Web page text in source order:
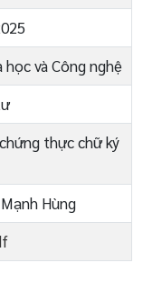
học và Công nghệ
thực chữ ký
Hùng